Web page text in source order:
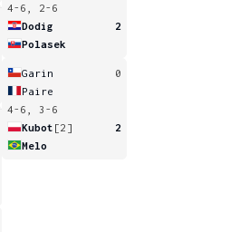
4-6, 2-6
Dodig
2
Polasek
Garin
0
Paire
4-6, 3-6
Kubot [2]
2
Melo